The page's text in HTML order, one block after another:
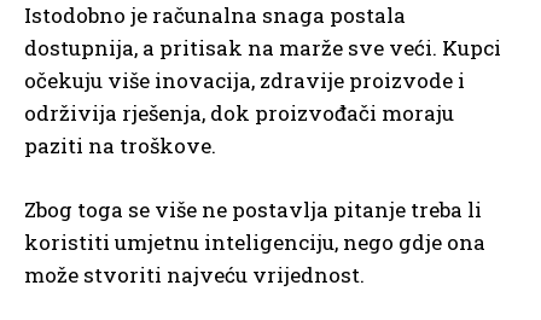
Istodobno je računalna snaga postala
dostupnija, a pritisak na marže sve veći. Kupci
očekuju više inovacija, zdravije proizvode i
održivija rješenja, dok proizvođači moraju
paziti na troškove.
Zbog toga se više ne postavlja pitanje treba li
koristiti umjetnu inteligenciju, nego gdje ona
može stvoriti najveću vrijednost.